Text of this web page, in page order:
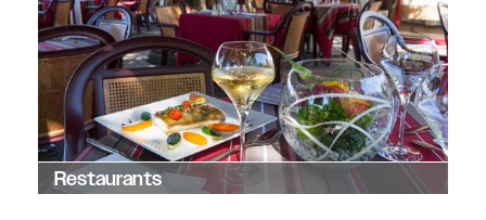
Restaurants